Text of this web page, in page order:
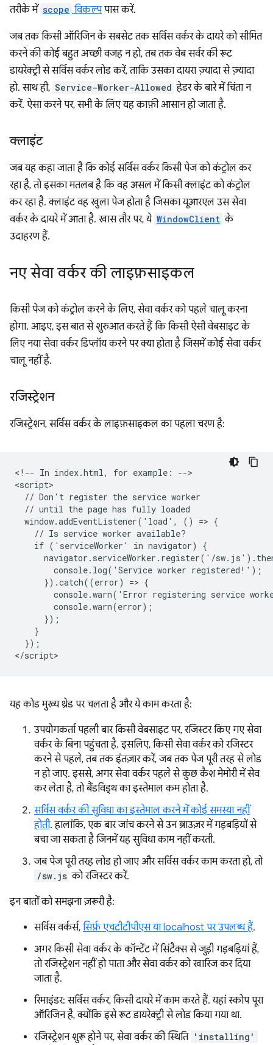
तरीके में scope विकल्पपास करें.
जब तक किसी ऑरिजिन के सबसेट तक सर्विस वर्कर के दायरे को सीमित
करने की कोई बहुत अच्छी वजह न हो, तब तक वेब सर्वर की रूट
डायरेक्ट्री से सर्विस वर्कर लोड करें, ताकि उसका दायरा ज़्यादा से ज़्यादा
हो. साथ ही, Service-Worker-Allowed हेडर के बारे में चिंता न
करें. ऐसा करने पर, सभी के लिए यह काफ़ी आसान हो जाता है.
क्लाइंट
जब यह कहा जाता है कि कोई सर्विस वर्कर किसी पेज को कंट्रोल कर
रहा है, तो इसका मतलब है कि वह असल में किसी क्लाइंट को कंट्रोल
कर रहा है. क्लाइंट वह खुला पेज होता है जिसका यूआरएल उस सेवा
वर्कर के दायरे में आता है. खास तौर पर, ये WindowClient के
उदाहरण हैं.
नए सेवा वर्कर की लाइफ़साइकल
किसी पेज को कंट्रोल करने के लिए, सेवा वर्कर को पहले चालू करना
होगा. आइए, इस बात से शुरुआत करते हैं कि किसी ऐसी वेबसाइट के
लिए नया सेवा वर्कर डिप्लॉय करने पर क्या होता है जिसमें कोई सेवा वर्कर
चालू नहीं है.
रजिस्ट्रेशन
रजिस्ट्रेशन, सर्विस वर्कर के लाइफ़साइकल का पहला चरण है:
<!-- In index.html, for example: -->
<script>
  // Don't register the service worker
  // until the page has fully loaded
  window.addEventListener('load', () => {
    // Is service worker available?
    if ('serviceWorker' in navigator) {
navigator.serviceWorker.register('/
        console.log('Service worker registered!');
      }).catch((error) => {
console.warn('Error registering service
        console.warn(error);
      });
    }
  });
यह कोड मुख्य थ्रेड पर चलता है और ये काम करता है:
उपयोगकर्ता पहली बार किसी वेबसाइट पर, रजिस्टर किए गए सेवा
वर्कर के बिना पहुंचता है. इसलिए, किसी सेवा वर्कर को रजिस्टर
करने से पहले, तब तक इंतज़ार करें, जब तक पेज पूरी तरह से लोड
न हो जाए. इससे, अगर सेवा वर्कर पहले से कुछ कैश मेमोरी में सेव
कर लेता है, तो बैंडविड्थ का इस्तेमाल कम होता है.
सर्विस वर्कर की सुविधा का इस्तेमाल करने में कोई समस्या नहीं
होती. हालांकि, एक बार जांच करने से उन ब्राउज़र में गड़बड़ियों से
बचा जा सकता है जिनमें यह सुविधा काम नहीं करती.
जब पेज पूरी तरह लोड हो जाए और सर्विस वर्कर काम करता हो, तो
/sw.js को रजिस्टर करें.
इन बातों को समझना ज़रूरी है:
सर्विस वर्कर्स, सिर्फ़ एचटीटीपीएस या localhost पर उपलब्ध हैं.
अगर किसी सेवा वर्कर के कॉन्टेंट में सिंटैक्स से जुड़ी गड़बड़ियां हैं,
तो रजिस्ट्रेशन नहीं हो पाता और सेवा वर्कर को खारिज कर दिया
जाता है.
रिमाइंडर: सर्विस वर्कर, किसी दायरे में काम करते हैं. यहां स्कोप पूरा
ऑरिजिन है, क्योंकि इसे रूट डायरेक्ट्री से लोड किया गया था.
रजिस्ट्रेशन शुरू होने पर, सेवा वर्कर की स्थिति 'installing'